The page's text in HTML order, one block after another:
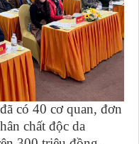
có 40 cơ quan, đơn
chất độc da